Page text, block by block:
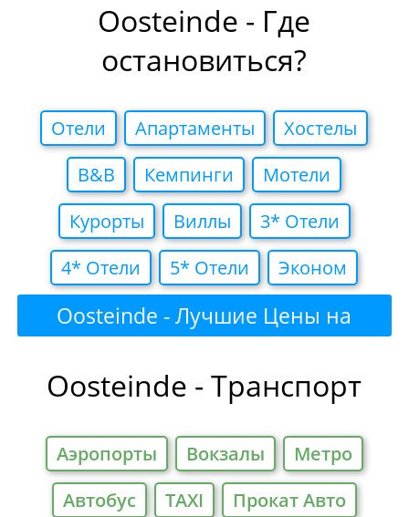
Oosteinde - Где
остановиться?
Отели Апартаменты
Хостелы
B&B
Кемпинги
Мотели
Курорты
Виллы
3* Отели
4* Отели
5* Отели Эконом
Oosteinde - Лучшие Цены на
Oosteinde - Транспорт
Аэропорты Вокзалы
Метро
Автобус
TAXI
Прокат Авто